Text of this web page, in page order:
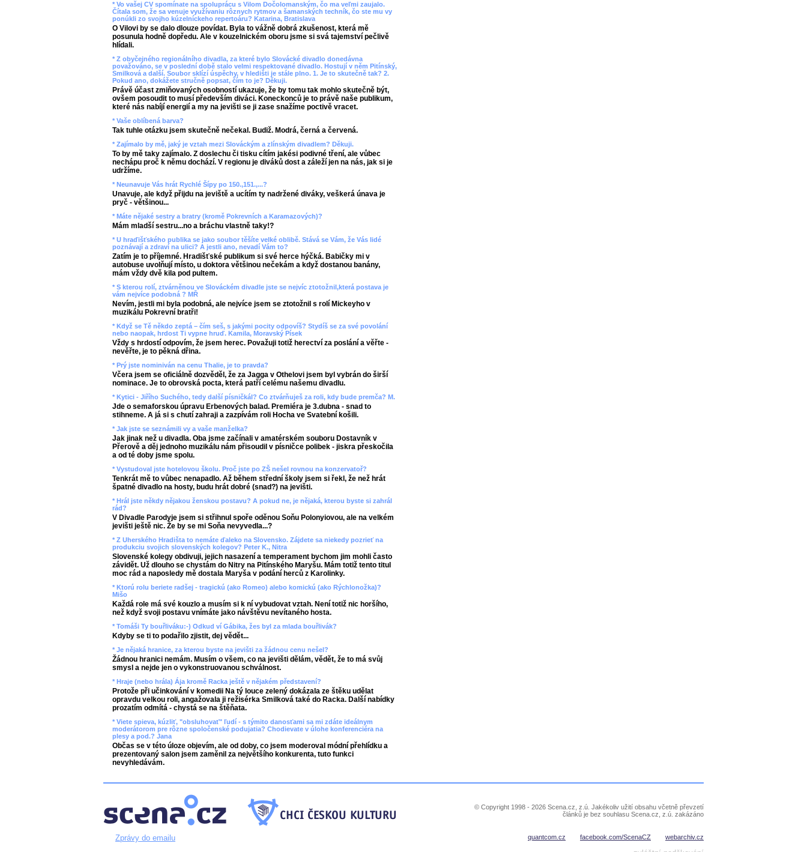
* Vo vašej CV spomínate na spoluprácu s Vilom Dočolomanským, čo ma veľmi zaujalo.
Čítala som, že sa venuje využívaniu rôznych rytmov a šamanských techník, čo ste mu vy
ponúkli zo svojho kúzelníckeho repertoáru? Katarina, Bratislava
O Vilovi by se dalo dlouze povídat. Byla to vážně dobrá zkušenost, která mě
posunula hodně dopředu. Ale v kouzelnickém oboru jsme si svá tajemství pečlivě
hlídali.
* Z obyčejného regionálního divadla, za které bylo Slovácké divadlo donedávna
považováno, se v poslední době stalo velmi respektované divadlo. Hostují v něm Pitínský,
Smilková a další. Soubor sklízí úspěchy, v hledišti je stále plno. 1. Je to skutečně tak? 2.
Pokud ano, dokážete stručně popsat, čím to je? Děkuji.
Právě účast zmiňovaných osobností ukazuje, že by tomu tak mohlo skutečně být,
ovšem posoudit to musí především diváci. Koneckonců je to právě naše publikum,
které nás nabíjí energií a my na jevišti se ji zase snažíme poctivě vracet.
* Vaše oblíbená barva?
Tak tuhle otázku jsem skutečně nečekal. Budiž. Modrá, černá a červená.
* Zajímalo by mě, jaký je vztah mezi Slováckým a zlínským divadlem? Děkuji.
To by mě taky zajímalo. Z doslechu či tisku cítím jakési podivné tření, ale vůbec
nechápu proč k němu dochází. V regionu je diváků dost a záleží jen na nás, jak si je
udržíme.
* Neunavuje Vás hrát Rychlé Šípy po 150.,151.,...?
Unavuje, ale když přijdu na jeviště a ucítím ty nadržené diváky, veškerá únava je
pryč - většinou...
* Máte nějaké sestry a bratry (kromě Pokrevních a Karamazových)?
Mám mladší sestru...no a bráchu vlastně taky!?
* U hraďišťského publika se jako soubor těšíte velké oblibě. Stává se Vám, že Vás lidé
poznávají a zdraví na ulici? A jestli ano, nevadí Vám to?
Zatím je to příjemné. Hradišťské publikum si své herce hýčká. Babičky mi v
autobuse uvolňují místo, u doktora většinou nečekám a když dostanou banány,
mám vždy dvě kila pod pultem.
* S kterou rolí, ztvárněnou ve Slováckém divadle jste se nejvíc ztotožnil,která postava je
vám nejvíce podobná ? MŘ
Nevím, jestli mi byla podobná, ale nejvíce jsem se ztotožnil s rolí Mickeyho v
muzikálu Pokrevní bratři!
* Když se Tě někdo zeptá – čím seš, s jakými pocity odpovíš? Stydíš se za své povolání
nebo naopak, hrdost Ti vypne hruď. Kamila, Moravský Písek
Vždy s hrdostí odpovím, že jsem herec. Považuji totiž herectví za poslání a věřte -
nevěřte, je to pěkná dřina.
* Prý jste nominiván na cenu Thalie, je to pravda?
Včera jsem se oficiálně dozvěděl, že za Jagga v Othelovi jsem byl vybrán do širší
nominace. Je to obrovská pocta, která patří celému našemu divadlu.
* Kytici - Jiřího Suchého, tedy další písničkál? Co ztvárňuješ za roli, kdy bude premča? M.
Jde o semaforskou úpravu Erbenových balad. Premiéra je 3.dubna - snad to
stihneme. A já si s chutí zahraji a zazpívám roli Hocha ve Svatební košili.
* Jak jste se seznámili vy a vaše manželka?
Jak jinak než u divadla. Oba jsme začínali v amatérském souboru Dostavník v
Přerově a děj jednoho muzikálu nám přisoudil v písničce polibek - jiskra přeskočila
a od té doby jsme spolu.
* Vystudoval jste hotelovou školu. Proč jste po ZŠ nešel rovnou na konzervatoř?
Tenkrát mě to vůbec nenapadlo. Až během střední školy jsem si řekl, že než hrát
špatné divadlo na hosty, budu hrát dobré (snad?) na jevišti.
* Hrál jste někdy nějakou ženskou postavu? A pokud ne, je nějaká, kterou byste si zahrál
rád?
V Divadle Parodyje jsem si střihnul spoře oděnou Soňu Polonyiovou, ale na velkém
jevišti ještě nic. Že by se mi Soňa nevyvedla...?
* Z Uherského Hradišta to nemáte ďaleko na Slovensko. Zájdete sa niekedy pozrieť na
produkciu svojich slovenských kolegov? Peter K., Nitra
Slovenské kolegy obdivuji, jejich nasazení a temperament bychom jim mohli často
závidět. Už dlouho se chystám do Nitry na Pitínského Maryšu. Mám totiž tento titul
moc rád a naposledy mě dostala Maryša v podání herců z Karolinky.
* Ktorú rolu beriete radšej - tragickú (ako Romeo) alebo komickú (ako Rýchlonožka)?
Mišo
Každá role má své kouzlo a musím si k ní vybudovat vztah. Není totiž nic horšího,
než když svoji postavu vnímáte jako návštěvu nevítaného hosta.
* Tomáši Ty bouřliváku:-) Odkud ví Gábika, žes byl za mlada bouřlivák?
Kdyby se ti to podařilo zjistit, dej vědět...
* Je nějaká hranice, za kterou byste na jevišti za žádnou cenu nešel?
Žádnou hranici nemám. Musím o všem, co na jevišti dělám, vědět, že to má svůj
smysl a nejde jen o vykonstruovanou schválnost.
* Hraje (nebo hrála) Ája kromě Racka ještě v nějakém představení?
Protože při učinkování v komedii Na tý louce zelený dokázala ze štěku udělat
opravdu velkou roli, angažovala ji režisérka Smilková také do Racka. Další nabídky
prozatím odmítá - chystá se na štěňata.
* Viete spieva, kúzliť, "obsluhovať" ľudí - s týmito danosťami sa mi zdáte ideálnym
moderátorom pre rôzne spoločenské podujatia? Chodievate v úlohe konferenciéra na
plesy a pod.? Jana
Občas se v této úloze objevím, ale od doby, co jsem moderoval módní přehlídku a
prezentovaný salon jsem zaměnil za největšího konkurenta, tuto funkci
nevyhledávám.
© Copyright 1998 - 2026 Scena.cz, z.ú. Jakékoliv užití obsahu včetně převzetí
článků je bez souhlasu Scena.cz, z.ú. zakázáno
Zprávy do emailu quantcom.cz facebook.com/ScenaCZ webarchiv.cz